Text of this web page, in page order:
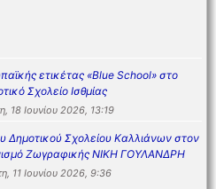
ετικέτας «Blue School» στο
Σχολείο Ισθμίας
18 Ιουνίου 2026, 13:19
Δημοτικού Σχολείου Καλλιάνων στον
Ζωγραφικής ΝΙΚΗ ΓΟΥΛΑΝΔΡΗ
11 Ιουνίου 2026, 9:36